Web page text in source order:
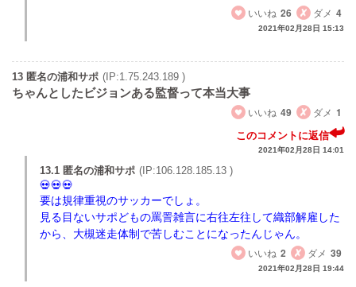
いいね 26 ダメ 4
2021年02月28日 15:13
13 匿名の浦和サポ (IP:1.75.243.189 )
ちゃんとしたビジョンある監督って本当大事
いいね 49 ダメ 1
このコメントに返信
2021年02月28日 14:01
13.1 匿名の浦和サポ (IP:106.128.185.13 )
要は規律重視のサッカーでしょ。
見る目ないサポどもの罵詈雑言に右往左往して織部解雇した
から、大槻迷走体制で苦しむことになったんじゃん。
いいね 2 ダメ 39
2021年02月28日 19:44